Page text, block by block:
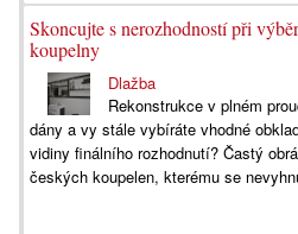
Skoncujte s nerozhodností při
koupelny
Dlažba
Rekonstrukce v plném
dány a vy stále vybíráte vhodné
vidiny finálního rozhodnutí? Častý
českých koupelen, kterému se